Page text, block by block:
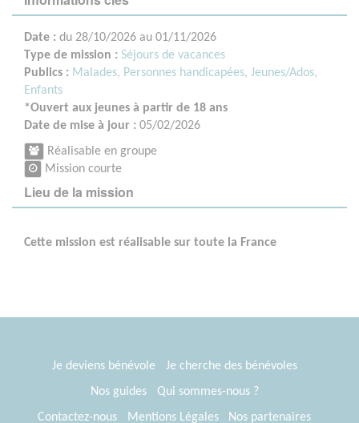
Date : du 28/10/2026 au 01/11/2026
Type de mission : Séjours de vacances
Publics : Malades, Personnes handicapées, Jeunes/Ados,
Enfants
*Ouvert aux jeunes à partir de 18 ans
Date de mise à jour : 05/02/2026
Réalisable en groupe
Mission courte
Lieu de la mission
Cette mission est réalisable sur toute la France
Je deviens bénévole
Je cherche des bénévoles
Nos guides
Qui sommes-nous ?
Contactez-nous
Mentions Légales Nos partenaires